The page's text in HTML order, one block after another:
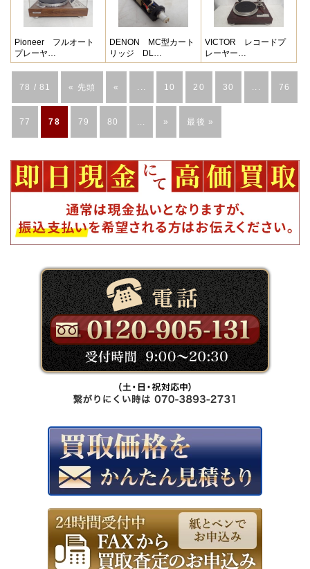
Pioneer フルオート
プレーヤ…
DENON MC型カート
リッジ DL…
VICTOR レコードプ
レーヤー…
78 / 81 « 先頭 « 10 20 30 76
77 78 79 80 » 最後 »